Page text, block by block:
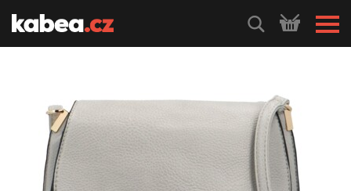
HLEDEJ